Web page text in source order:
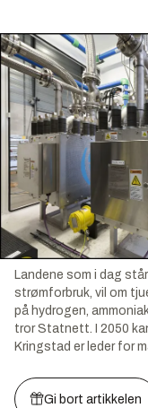
Landene som i dag
strømforbruk, vil om
på hydrogen,
tror Statnett. I 2050
Kringstad er leder for
Gi bort artikkelen